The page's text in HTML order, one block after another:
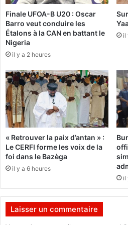
t
e
f
o
r
m
e
t
d
e
v
i
e
n
t
l
d
s
o
u
s
l
e
c
o
n
s
e
l
s
e
t
h
Finale UFOA-B U20 : Oscar
Barro veut conduire les
Étalons à la CAN en battant le
Nigeria
il y a 2 heures
il
« Retrouver la paix d’antan » :
Le CERFI forme les voix de la
foi dans le Bazèga
il y a 6 heures
il
Laisser un commentaire